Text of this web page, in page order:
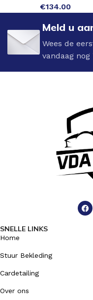
€134.00
Meld u
Wees de
vandaag
SNELLE LINKS
Home
Stuur Bekleding
Cardetailing
Over ons